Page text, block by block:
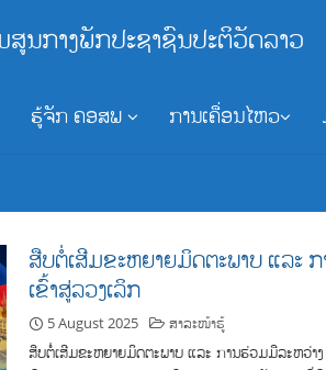
ສູນກາງພັກປະຊາຊົນປະຕິວັດລາວ
ຮູ້ຈັກ ຄອສພ ການເຄື່ອນໄຫວ
ສືບຕໍ່ເສີມຂະຫຍາຍມິດຕະພາບ ແລະ
ເຂົ້າສູ່ລວງເລິກ
5 August 2025 ສາລະໜ້າຮູ້
ສືບຕໍ່ເສີມຂະຫຍາຍມິດຕະພາບ ແລະ ການຮ່ວມມືລະ